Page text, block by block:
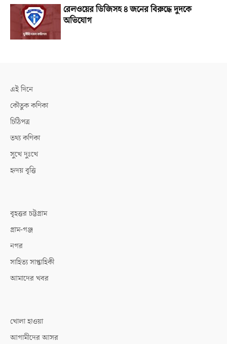
রেলওয়ের ডিজিসহ ৪ জনের বিরুদ্ধে দুদকে
অভিযোগ
এই দিনে
কৌতুক কণিকা
চিঠিপত্র
তথ্য কণিকা
সুখে দুঃখে
হৃদয় বৃত্তি
বৃহত্তর চট্টগ্রাম
গ্রাম-গঞ্জ
নগর
সাহিত্য সাপ্তাহিকী
আমাদের খবর
খোলা হাওয়া
আগামীদের আসর